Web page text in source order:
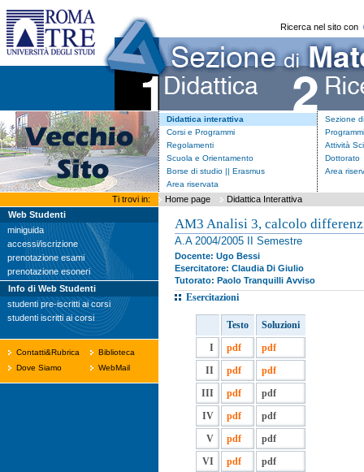
Ricerca nel sito con
Didattica interattiva
Corsi e Programmi
Regolamenti
Scuola e Orientamento
Borse di studio || Erasmus
Area riservata
Sezione
Attività
Dottorato
Area
Ti trovi in: Home page
Didattica Interattiva
Web Studenti
miniguida
accessi/iscrizione
prenotazione esami
prenotazione esoneri
Info di Web Studenti
studenti pre-iscritti ai corsi
studenti iscritti ai corsi
Contatti&Rubrica
Dove Siamo
Biblioteca
WebMail
AM3 Analisi 3, calcolo
A.A 2004/2005 II Semestre
Docente: Ugo Bessi
Esercitatore: Claudia Di Giulio
Tutorato: Paolo Tranquilli Avviso
Esercitazioni
Testo
Soluzioni
I
pdf
pdf
II
pdf
pdf
III
pdf
pdf
IV
pdf
pdf
V
pdf
pdf
VI
pdf pdf